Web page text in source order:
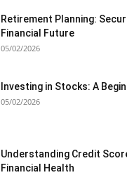
Retirement Planning:
Financial Future
05/02/2026
Investing in Stocks: A
05/02/2026
Understanding Credit
Financial Health